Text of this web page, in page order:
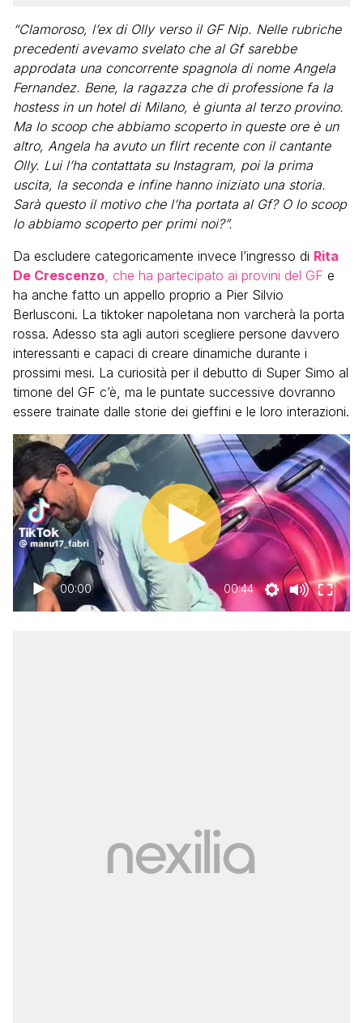
“Clamoroso, l’ex di Olly verso il GF Nip. Nelle rubriche
precedenti avevamo svelato che al Gf sarebbe
approdata una concorrente spagnola di nome Angela
Fernandez. Bene, la ragazza che di professione fa la
hostess in un hotel di Milano, è giunta al terzo provino.
Ma lo scoop che abbiamo scoperto in queste ore è un
altro, Angela ha avuto un flirt recente con il cantante
Olly. Lui l’ha contattata su Instagram, poi la prima
uscita, la seconda e infine hanno iniziato una storia.
Sarà questo il motivo che l’ha portata al Gf? O lo scoop
lo abbiamo scoperto per primi noi?”.
Da escludere categoricamente invece l’ingresso di Rita
De Crescenzo, che ha partecipato ai provini del GF e
ha anche fatto un appello proprio a Pier Silvio
Berlusconi. La tiktoker napoletana non varcherà la porta
rossa. Adesso sta agli autori scegliere persone davvero
interessanti e capaci di creare dinamiche durante i
prossimi mesi. La curiosità per il debutto di Super Simo al
timone del GF c’è, ma le puntate successive dovranno
essere trainate dalle storie dei gieffini e le loro interazioni.
00:00 00:44